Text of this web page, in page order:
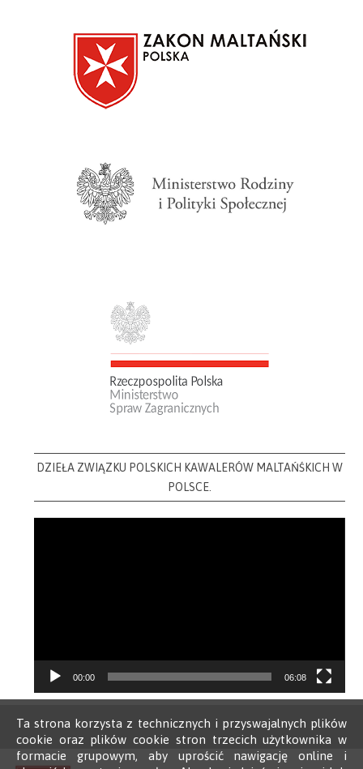
Ta strona korzysta z technicznych i przyswajalnych plików
cookie oraz plików cookie stron trzecich użytkownika w
formacie grupowym, aby uprościć nawigację online i
DZIEŁA ZWIĄZKU POLSKICH KAWALERÓW MALTAŃŚKICH W
POLSCE.
00:00 06:08